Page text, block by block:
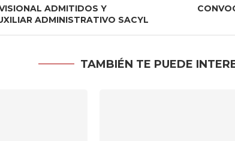
ADMITIDOS Y
ADMINISTRATIVO SACYL
TAMBIÉN TE PUEDE